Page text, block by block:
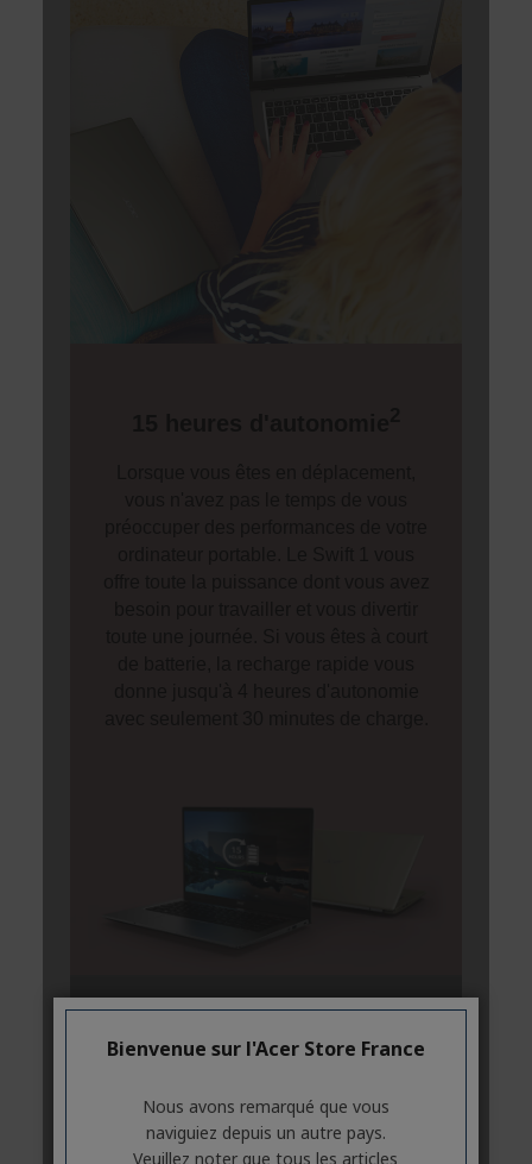
Bienvenue sur l'Acer Store France
Nous avons remarqué que vous
naviguiez depuis un autre pays.
Veuillez noter que tous les articles